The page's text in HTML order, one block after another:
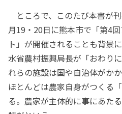
ところで、このたび本書が
月19・20日に熊本市で「第4
ト」が開催されることも背景
水省農村振興局長が「おわり
れらの施設は国や自治体がか
ほとんどは農家自身がつくる
る。農家が主体的に事にあた